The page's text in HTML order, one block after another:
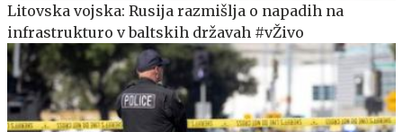
Litovska vojska: Rusija razmišlja o napadih na
infrastrukturo v baltskih državah #vŽivo